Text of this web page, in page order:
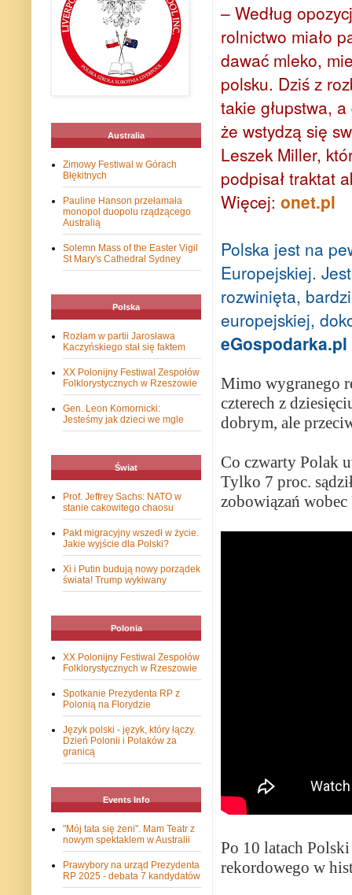
– Według
rolnictwo miało
dawać mleko,
polsku. Dziś z
takie głupstwa,
że wstydzą się
Leszek Miller,
podpisał traktat
Więcej: onet.pl
Polska jest na
Europejskiej.
rozwinięta,
europejskiej,
eGospodarka.pl
Mimo wygranego
czterech z
dobrym, ale
Co czwarty Polak
Tylko 7 proc.
zobowiązań
Po 10 latach
rekordowego w
Australia
Zimowy Festiwal w Górach
Błękitnych
Pauline Hanson przełamała
monopol duopolu rządzącego
Australią
Solemn Mass of the Easter Vigil
St Mary's Cathedral Sydney
Polska
Rozłam w partii Jarosława
Kaczyńskiego stał się faktem
XX Polonijny Festiwal Zespołów
Folklorystycznych w Rzeszowie
Gen. Leon Komornicki:
Jesteśmy jak dzieci we mgle
Świat
Prof. Jeffrey Sachs: NATO w
stanie cakowitego chaosu
Pakt migracyjny wszedł w życie.
Jakie wyjście dla Polski?
Xi i Putin budują nowy porządek
świata! Trump wykiwany
Polonia
XX Polonijny Festiwal Zespołów
Folklorystycznych w Rzeszowie
Spotkanie Prezydenta RP z
Polonią na Florydzie
Język polski - język, który łączy.
Dzień Polonii i Polaków za
granicą
Events Info
"Mój tata się żeni". Mam Teatr z
nowym spektaklem w Australii
Prawybory na urząd Prezydenta
RP 2025 - debata 7 kandydatów